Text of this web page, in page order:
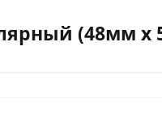
(48мм х